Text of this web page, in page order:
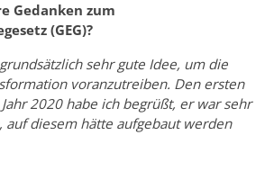
Gedanken zum
(GEG)?
sehr gute Idee, um die
voranzutreiben. Den ersten
2020 habe ich begrüßt, er war sehr
auf diesem hätte aufgebaut werden